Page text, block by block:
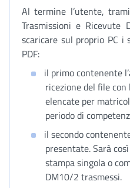
Al termine l’utente,
Trasmissioni e Ricevute
scaricare sul proprio PC
PDF:
il primo contenente
ricezione del file
elencate per
periodo di
il secondo
presentate. Sarà
stampa singola o
DM10/2 trasmessi.